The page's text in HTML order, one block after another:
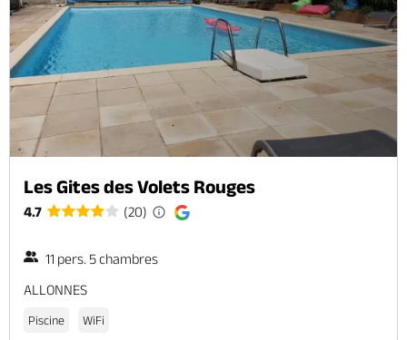
Les Gites des Volets Rouges
4.7 (20)
11 pers. 5 chambres
ALLONNES
Piscine WiFi